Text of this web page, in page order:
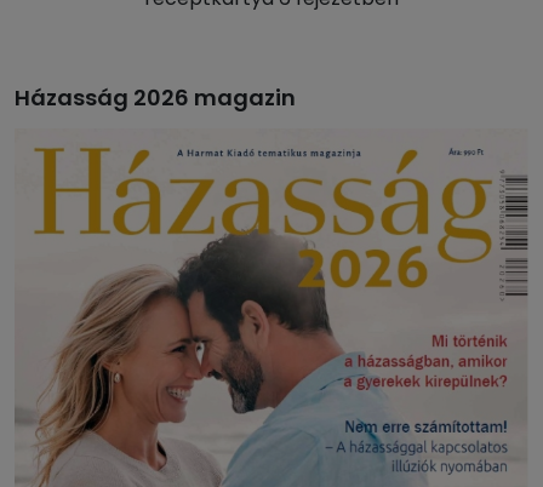
Házasság 2026 magazin